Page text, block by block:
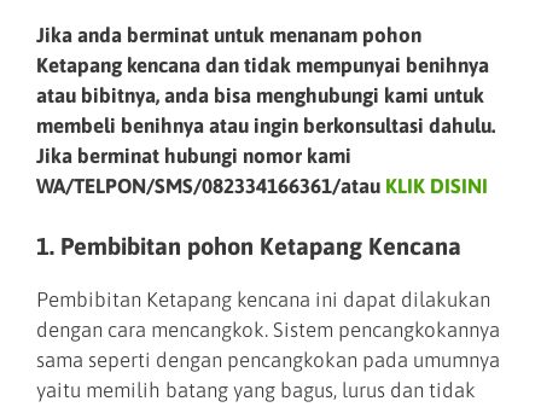
Jika anda berminat untuk menanam pohon
Ketapang kencana dan tidak mempunyai benihnya
atau bibitnya, anda bisa menghubungi kami untuk
membeli benihnya atau ingin berkonsultasi dahulu.
Jika berminat hubungi nomor kami
WA/TELPON/SMS/082334166361/atau KLIK DISINI
1. Pembibitan pohon Ketapang Kencana
Pembibitan Ketapang kencana ini dapat dilakukan
dengan cara mencangkok. Sistem pencangkokannya
sama seperti dengan pencangkokan pada umumnya
yaitu memilih batang yang bagus, lurus dan tidak